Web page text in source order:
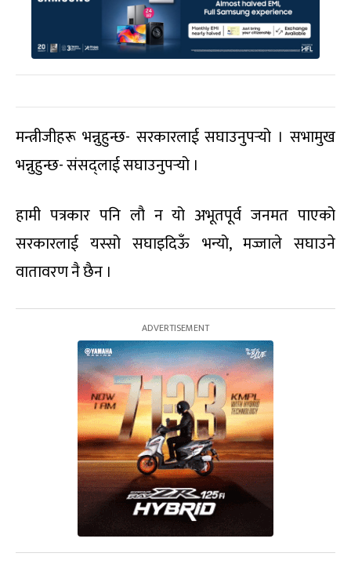
मन्त्रीजीहरू भन्नुहुन्छ- सरकारलाई सघाउनुपर्‍यो । सभामुख
भन्नुहुन्छ- संसद्लाई सघाउनुपर्‍यो ।
हामी पत्रकार पनि लौ न यो अभूतपूर्व जनमत पाएको
सरकारलाई यस्सो सघाइदिऊँ भन्यो, मज्जाले सघाउने
वातावरण नै छैन ।